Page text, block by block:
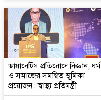
ডায়াবেটিস প্রতিরোধে বিজ্ঞান, ধর্ম
ও সমাজের সমন্বিত ভূমিকা
প্রয়োজন : স্বাস্থ্য প্রতিমন্ত্রী